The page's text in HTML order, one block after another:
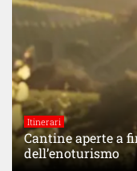
Itinerari
Cantine aperte a
dell’enoturismo